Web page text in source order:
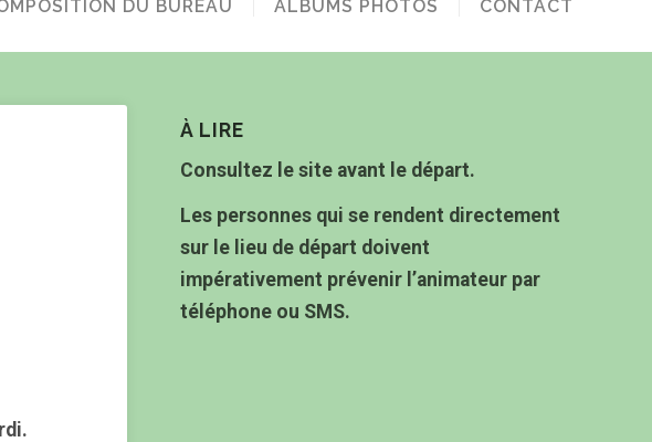
DU BUREAU ALBUMS PHOTOS CONTACT
À LIRE
Consultez le site avant le départ.
Les personnes qui se rendent directement
sur le lieu de départ doivent
impérativement prévenir l’animateur par
téléphone ou SMS.